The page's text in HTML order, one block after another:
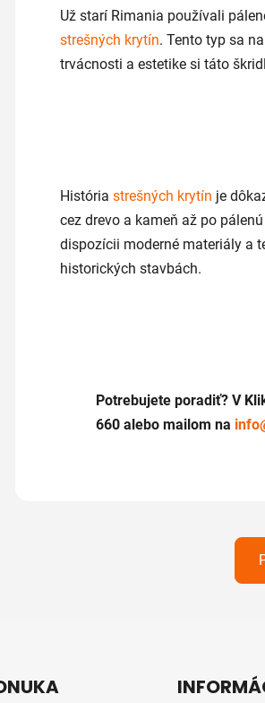
Už starí Rimania používali
strešných krytín. Tento typ sa
trvácnosti a estetike si táto
História strešných krytín je
cez drevo a kameň až po
dispozícii moderné materiály a
historických stavbách.
Potrebujete poradiť? V
660 alebo mailom na